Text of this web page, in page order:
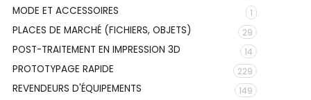
MODE ET ACCESSOIRES 1
PLACES DE MARCHÉ (FICHIERS, OBJETS) 29
POST-TRAITEMENT EN IMPRESSION 3D 14
PROTOTYPAGE RAPIDE 229
REVENDEURS D'ÉQUIPEMENTS 149